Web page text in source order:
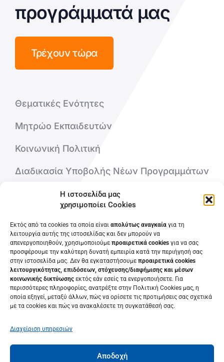
Η ιστοσελίδα μας
χρησιμοποίει Cookies
Εκτός από τα cookies τα οποία είναι απολύτως αναγκαία για τη
λειτουργία αυτής της ιστοσελίδας και δεν μπορούν να
απενεργοποιηθούν, χρησιμοποιούμε προαιρετικά cookies για να σας
προσφέρουμε την καλύτερη δυνατή εμπειρία κατά την περιήγησή σας
στην ιστοσελίδα μας. Δεν θα εγκαταστήσουμε προαιρετικά cookies
λειτουργικότητας, επιδόσεων, στόχευσης/διαφήμισης και μέσων
κοινωνικής δικτύωσης εκτός εάν εσείς τα ενεργοποιήσετε. Για
περισσότερες πληροφορίες, ανατρέξτε στην Πολιτική Cookies μας, η
οποία εξηγεί, μεταξύ άλλων, πώς να ορίσετε τις προτιμήσεις σας σχετικά
με τα cookies και πώς να ανακαλέσετε τη συγκατάθεσή σας.
Διαχείριση υπηρεσιών
Αποδοχή
προγράμματά μας
Τρέχουν τώρα
Θεματικές Ενότητες
Μητρώο Εκπαιδευτών
Κοινωνική Πολιτική
Διαδικασία Υποβολής Νέων Προγραμμάτων
Ποιοι είμαστε
Επικοινωνήστε μαζί μας
Συχνές Ερωτήσεις
© 2022 • Κ.Ε.ΔΙ.ΒΙ.Μ. Πανεπιστημίου Πατρών• Πανεπιστήμιο